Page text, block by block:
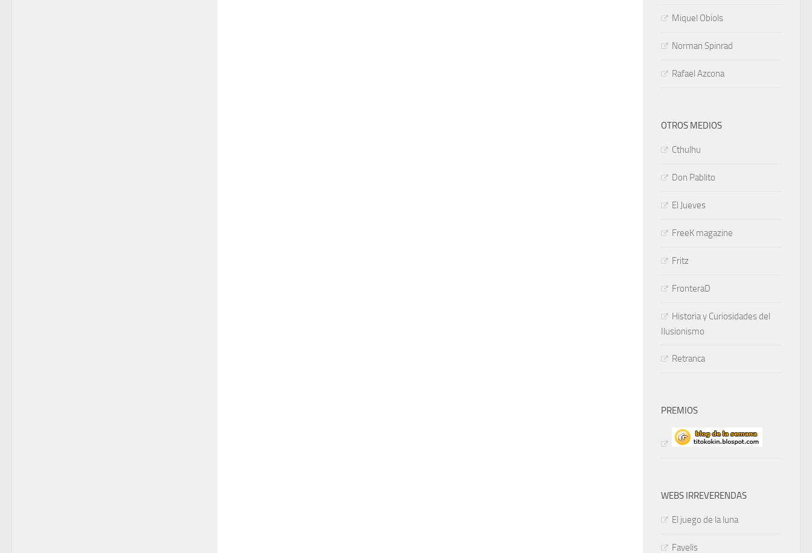
Miquel Obiols
Norman Spinrad
Rafael Azcona
OTROS MEDIOS
Cthulhu
Don Pablito
El Jueves
FreeK magazine
Fritz
FronteraD
Historia y Curiosidades del
Ilusionismo
Retranca
PREMIOS
WEBS IRREVERENDAS
El juego de la luna
Favelis